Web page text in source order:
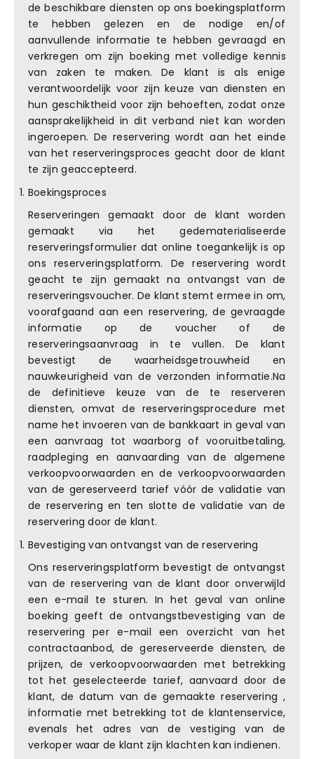
de beschikbare diensten op ons boekingsplatform
te hebben gelezen en de nodige en/of
aanvullende informatie te hebben gevraagd en
verkregen om zijn boeking met volledige kennis
van zaken te maken. De klant is als enige
verantwoordelijk voor zijn keuze van diensten en
hun geschiktheid voor zijn behoeften, zodat onze
aansprakelijkheid in dit verband niet kan worden
ingeroepen. De reservering wordt aan het einde
van het reserveringsproces geacht door de klant
te zijn geaccepteerd.
Boekingsproces
Reserveringen gemaakt door de klant worden
gemaakt via het gedematerialiseerde
reserveringsformulier dat online toegankelijk is op
ons reserveringsplatform. De reservering wordt
geacht te zijn gemaakt na ontvangst van de
reserveringsvoucher. De klant stemt ermee in om,
voorafgaand aan een reservering, de gevraagde
informatie op de voucher of de
reserveringsaanvraag in te vullen. De klant
bevestigt de waarheidsgetrouwheid en
nauwkeurigheid van de verzonden informatie.Na
de definitieve keuze van de te reserveren
diensten, omvat de reserveringsprocedure met
name het invoeren van de bankkaart in geval van
een aanvraag tot waarborg of vooruitbetaling,
raadpleging en aanvaarding van de algemene
verkoopvoorwaarden en de verkoopvoorwaarden
van de gereserveerd tarief vóór de validatie van
de reservering en ten slotte de validatie van de
reservering door de klant.
Bevestiging van ontvangst van de reservering
Ons reserveringsplatform bevestigt de ontvangst
van de reservering van de klant door onverwijld
een e-mail te sturen. In het geval van online
boeking geeft de ontvangstbevestiging van de
reservering per e-mail een overzicht van het
contractaanbod, de gereserveerde diensten, de
prijzen, de verkoopvoorwaarden met betrekking
tot het geselecteerde tarief, aanvaard door de
klant, de datum van de gemaakte reservering ,
informatie met betrekking tot de klantenservice,
evenals het adres van de vestiging van de
verkoper waar de klant zijn klachten kan indienen.